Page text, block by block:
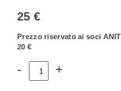
25 €
Prezzo riservato ai soci ANIT
20 €
Volume
- +